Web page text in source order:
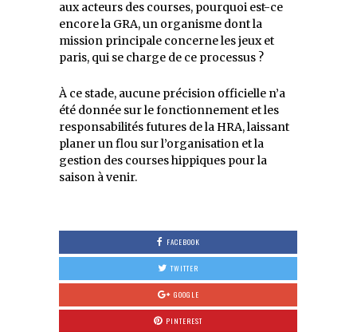
aux acteurs des courses, pourquoi est-ce
encore la GRA, un organisme dont la
mission principale concerne les jeux et
paris, qui se charge de ce processus ?
À ce stade, aucune précision officielle n’a
été donnée sur le fonctionnement et les
responsabilités futures de la HRA, laissant
planer un flou sur l’organisation et la
gestion des courses hippiques pour la
saison à venir.
FACEBOOK
TWITTER
GOOGLE
PINTEREST